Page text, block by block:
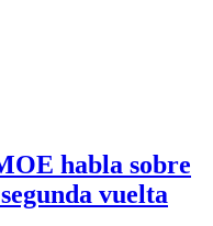
habla sobre
vuelta